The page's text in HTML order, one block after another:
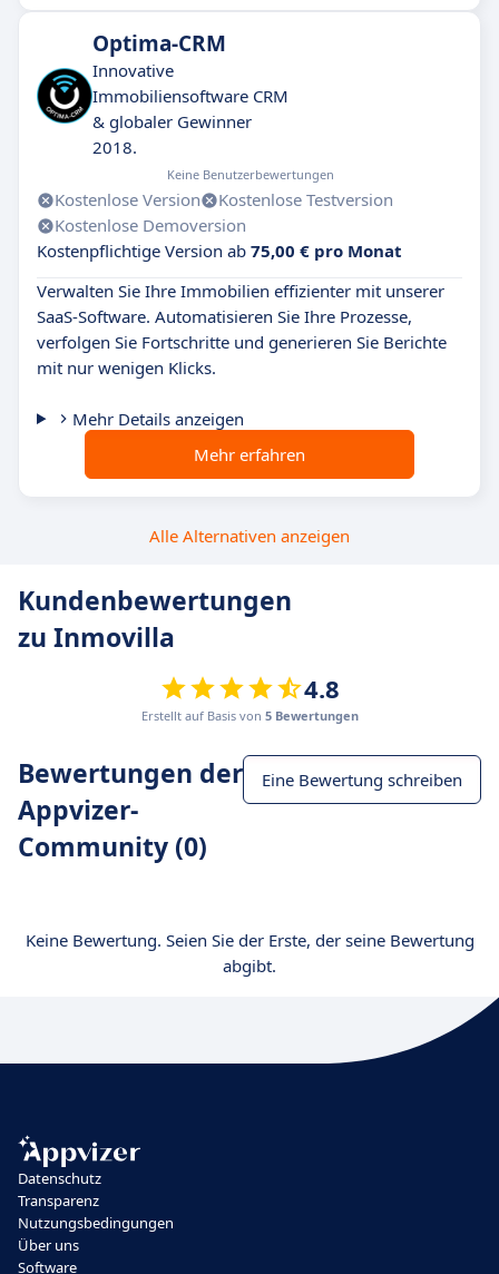
Optima-CRM
Innovative
Immobiliensoftware CRM
& globaler Gewinner
2018.
Keine Benutzerbewertungen
Kostenlose Version
Kostenlose Testversion
Kostenlose Demoversion
Kostenpflichtige Version ab 75,00 € pro Monat
Verwalten Sie Ihre Immobilien effizienter mit unserer
SaaS-Software. Automatisieren Sie Ihre Prozesse,
verfolgen Sie Fortschritte und generieren Sie Berichte
mit nur wenigen Klicks.
Mehr Details anzeigen
Mehr erfahren
Alle Alternativen anzeigen
Kundenbewertungen
zu Inmovilla
4.8
Erstellt auf Basis von 5 Bewertungen
Bewertungen der
Appvizer-
Community (0)
Eine Bewertung schreiben
Keine Bewertung. Seien Sie der Erste, der seine Bewertung
abgibt.
Datenschutz
Transparenz
Nutzungsbedingungen
Über uns
Software